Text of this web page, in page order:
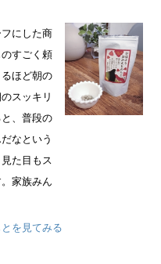
にした商
すごく頼
ほど朝の
スッキリ
、普段の
なという
た目もス
家族みん
を見てみる